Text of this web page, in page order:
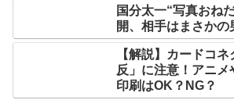
国分太一“写真おね
開、相手はまさかの
【解説】カードコ
反」に注意！アニ
印刷はOK？NG？